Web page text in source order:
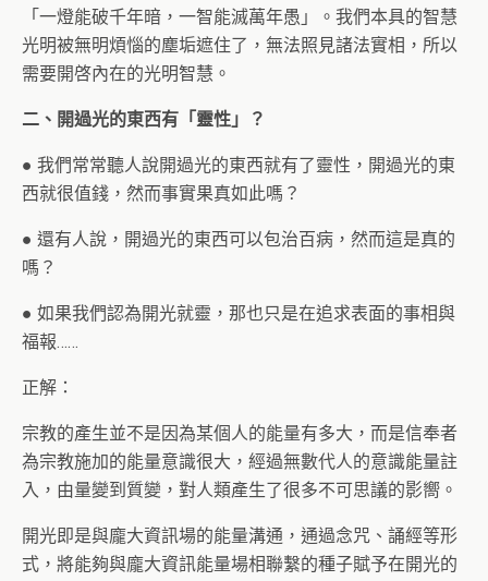
「一燈能破千年暗，一智能滅萬年愚」。我們本具的智慧
光明被無明煩惱的塵垢遮住了，無法照見諸法實相，所以
需要開啓內在的光明智慧。
二、開過光的東西有「靈性」？
● 我們常常聽人說開過光的東西就有了靈性，開過光的東
西就很值錢，然而事實果真如此嗎？
● 還有人說，開過光的東西可以包治百病，然而這是真的
嗎？
● 如果我們認為開光就靈，那也只是在追求表面的事相與
福報……
正解：
宗教的產生並不是因為某個人的能量有多大，而是信奉者
為宗教施加的能量意識很大，經過無數代人的意識能量註
入，由量變到質變，對人類產生了很多不可思議的影嚮。
開光即是與龐大資訊場的能量溝通，通過念咒、誦經等形
式，將能夠與龐大資訊能量場相聯繫的種子賦予在開光的